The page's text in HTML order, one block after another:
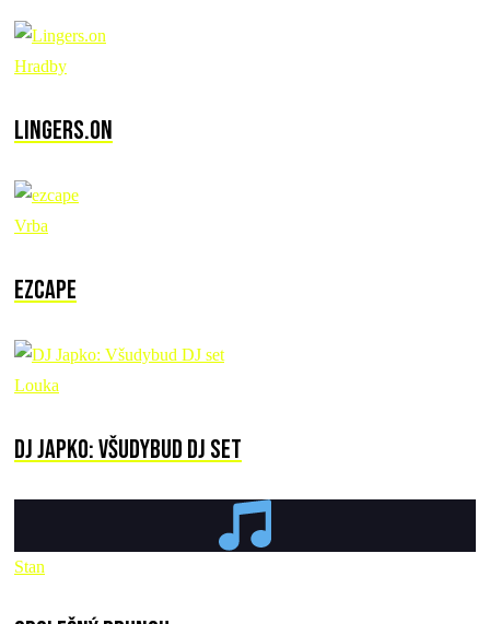
Hradby
Lingers.on
Vrba
ezcape
Louka
DJ Japko: Všudybud DJ set
Stan